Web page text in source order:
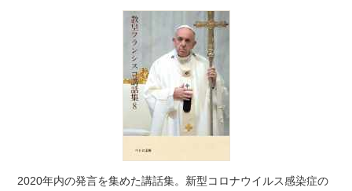
2020年内の発言を集めた講話集。新型コロナウイルス感染症の